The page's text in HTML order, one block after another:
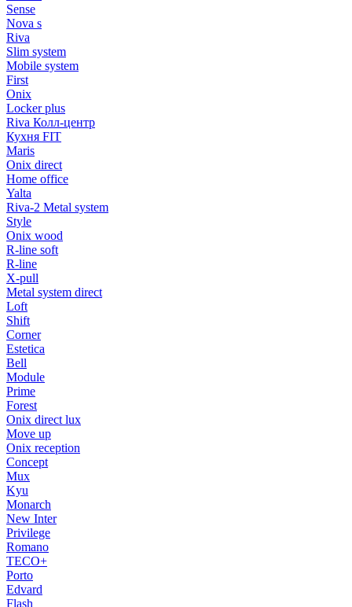
Sense
Nova s
Riva
Slim system
Mobile system
First
Onix
Locker plus
Riva Колл-центр
Кухня FIT
Maris
Onix direct
Home office
Yalta
Riva-2 Metal system
Style
Onix wood
R-line soft
R-line
X-pull
Metal system direct
Loft
Shift
Corner
Estetica
Bell
Module
Prime
Forest
Onix direct lux
Move up
Onix reception
Concept
Mux
Kyu
Monarch
New Inter
Privilege
Romano
TECO+
Porto
Edvard
Flash